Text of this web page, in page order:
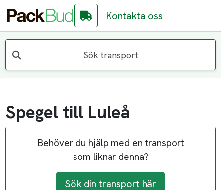
Kontakta oss
Sök transport
Spegel till Luleå
Behöver du hjälp med en transport
som liknar denna?
Sök din transport här